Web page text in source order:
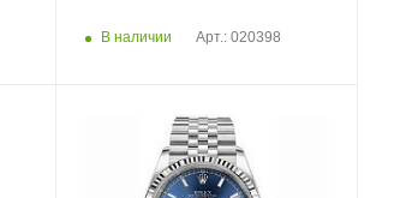
В наличии Арт.: 020398